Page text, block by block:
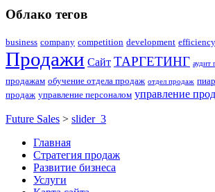
Облако тегов
business company competition development efficiency
Продажи Сайт ТАРГЕТИНГ аудит
продажам обучение отдела продаж отдел продаж пиар
продаж управление персоналом управление
Future Sales > slider_3
Главная
Стратегия продаж
Развитие бизнеса
Услуги